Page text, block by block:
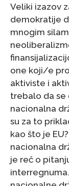
Veliki izazov
demokratije
mnogim
one koji/e
aktiviste i
trebalo da se
nacionalna
su za to
kao što je
nacionalna
je reč o